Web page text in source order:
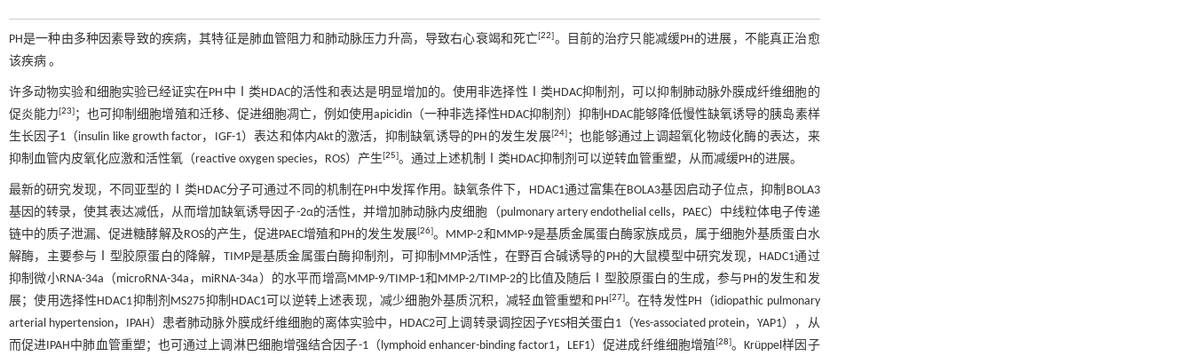
PH是一种由多种因素导致的疾病，其特征是肺血管阻力和肺动脉压力升高，导致右心衰竭和死亡[22]。目前的治疗只能减缓PH的进展，不能真正治愈
该疾病 。
许多动物实验和细胞实验已经证实在PH中Ⅰ类HDAC的活性和表达是明显增加的。使用非选择性Ⅰ类HDAC抑制剂，可以抑制肺动脉外膜成纤维细胞的
促炎能力[23] ；也可抑制细胞增殖和迁移、促进细胞凋亡，例如使用apicidin（一种非选择性HDAC抑制剂）抑制HDAC能够降低慢性缺氧诱导的胰岛素样
生长因子1（insulin like growth factor，IGF-1）表达和体内Akt的激活，抑制缺氧诱导的PH的发生发展[24]；也能够通过上调超氧化物歧化酶的表达，来
抑制血管内皮氧化应激和活性氧（reactive oxygen species，ROS）产生[25]。通过上述机制Ⅰ类HDAC抑制剂可以逆转血管重塑，从而减缓PH的进展。
最新的研究发现，不同亚型的Ⅰ类HDAC分子可通过不同的机制在PH中发挥作用。缺氧条件下，HDAC1通过富集在BOLA3基因启动子位点，抑制BOLA3
基因的转录，使其表达减低，从而增加缺氧诱导因子-2α的活性，并增加肺动脉内皮细胞（pulmonary artery endothelial cells，PAEC）中线粒体电子传递
链中的质子泄漏、促进糖酵解及ROS的产生，促进PAEC增殖和PH的发生发展[26]。MMP-2和MMP-9是基质金属蛋白酶家族成员，属于细胞外基质蛋白水
解酶，主要参与Ⅰ型胶原蛋白的降解，TIMP是基质金属蛋白酶抑制剂，可抑制MMP活性，在野百合碱诱导的PH的大鼠模型中研究发现，HADC1通过
抑制微小RNA-34a（microRNA-34a，miRNA-34a）的水平而增高MMP-9/TIMP-1和MMP-2/TIMP-2的比值及随后Ⅰ型胶原蛋白的生成，参与PH的发生和发
展；使用选择性HDAC1抑制剂MS275抑制HDAC1可以逆转上述表现，减少细胞外基质沉积，减轻血管重塑和PH[27]。在特发性PH（idiopathic pulmonary
arterial hypertension，IPAH）患者肺动脉外膜成纤维细胞的离体实验中，HDAC2可上调转录调控因子YES相关蛋白1（Yes-associated protein，YAP1），从
而促进IPAH中肺血管重塑；也可通过上调淋巴细胞增强结合因子-1（lymphoid enhancer-binding factor1，LEF1）促进成纤维细胞增殖[28]。Krüppel样因子